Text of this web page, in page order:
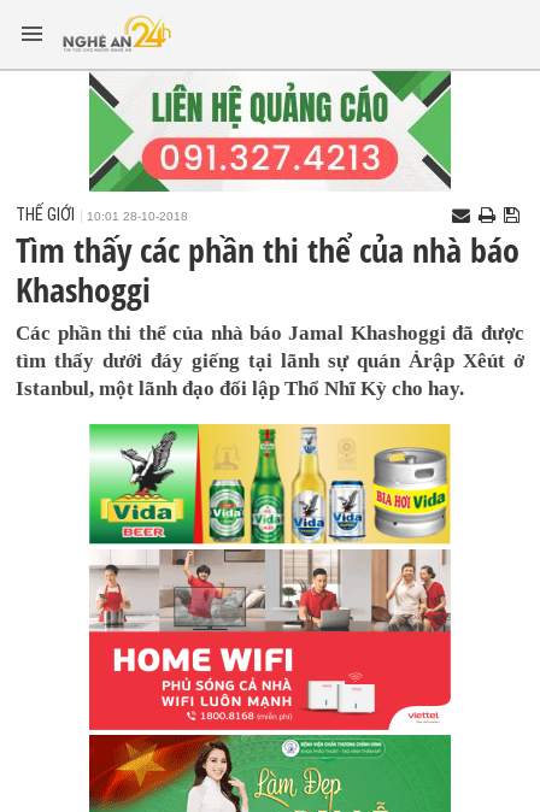
THẾ GIỚI 10:01 28-10-2018
Tìm thấy các phần thi thể của nhà báo
Khashoggi
Các phần thi thể của nhà báo Jamal Khashoggi đã được
tìm thấy dưới đáy giếng tại lãnh sự quán Ảrập Xêút ở
Istanbul, một lãnh đạo đối lập Thổ Nhĩ Kỳ cho hay.